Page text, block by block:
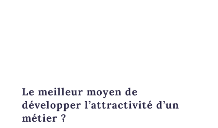
Le meilleur moyen de
développer l’attractivité d’un
métier ?